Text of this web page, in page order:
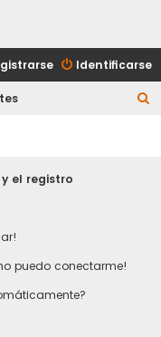
Identificarse
el registro
puedo conectarme!